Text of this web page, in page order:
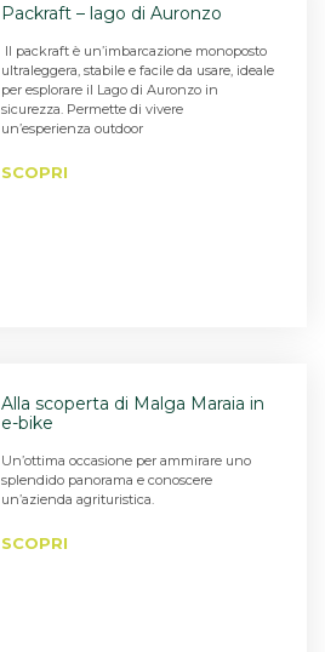
Packraft – lago di Auronzo
Il packraft è un’imbarcazione monoposto
ultraleggera, stabile e facile da usare, ideale
per esplorare il Lago di Auronzo in
sicurezza. Permette di vivere
un’esperienza outdoor
SCOPRI
Alla scoperta di Malga Maraia in
e-bike
Un’ottima occasione per ammirare uno
splendido panorama e conoscere
un’azienda agrituristica.
SCOPRI